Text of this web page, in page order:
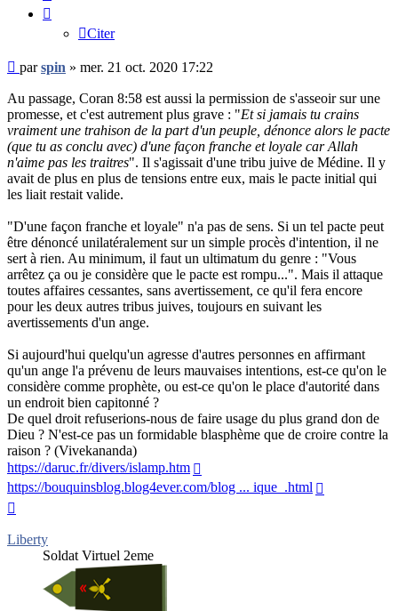
Citer
Message
non
lu
parspin » mer. 21 oct. 2020 17:22
Au passage, Coran 8:58 est aussi la permission de s'asseoir sur une
promesse, et c'est autrement plus grave : "Et si jamais tu crains
vraiment une trahison de la part d'un peuple, dénonce alors le pacte
(que tu as conclu avec) d'une façon franche et loyale car Allah
n'aime pas les traitres". Il s'agissait d'une tribu juive de Médine. Il y
avait de plus en plus de tensions entre eux, mais le pacte initial qui
les liait restait valide.
"D'une façon franche et loyale" n'a pas de sens. Si un tel pacte peut
être dénoncé unilatéralement sur un simple procès d'intention, il ne
sert à rien. Au minimum, il faut un ultimatum du genre : "Vous
arrêtez ça ou je considère que le pacte est rompu...". Mais il attaque
toutes affaires cessantes, sans avertissement, ce qu'il fera encore
pour les deux autres tribus juives, toujours en suivant les
avertissements d'un ange.
Si aujourd'hui quelqu'un agresse d'autres personnes en affirmant
qu'un ange l'a prévenu de leurs mauvaises intentions, est-ce qu'on le
considère comme prophète, ou est-ce qu'on le place d'autorité dans
un endroit bien capitonné ?
De quel droit refuserions-nous de faire usage du plus grand don de
Dieu ? N'est-ce pas un formidable blasphème que de croire contre la
raison ? (Vivekananda)
https://daruc.fr/divers/islamp.htm
https://bouquinsblog.blog4ever.com/blog ... ique_.html
Liberty
Soldat Virtuel 2eme